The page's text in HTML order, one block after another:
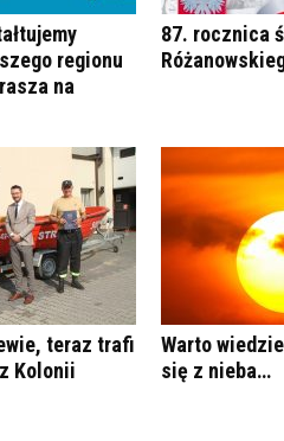
regionu
na
87. rocznica
teraz trafi
Kolonii
Warto
się z nieba…